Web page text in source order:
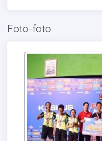
Foto-foto